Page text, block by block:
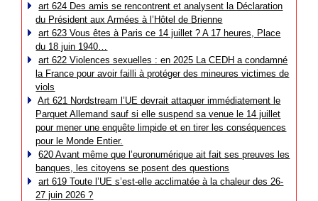
art 624 Des amis se rencontrent et analysent la Déclaration
du Président aux Armées à l’Hôtel de Brienne
art 623 Vous êtes à Paris ce 14 juillet ? A 17 heures, Place
du 18 juin 1940…
art 622 Violences sexuelles : en 2025 La CEDH a condamné
la France pour avoir failli à protéger des mineures victimes de
viols
Art 621 Nordstream l’UE devrait attaquer immédiatement le
Parquet Allemand sauf si elle suspend sa venue le 14 juillet
pour mener une enquête limpide et en tirer les conséquences
pour le Monde Entier.
620 Avant même que l’euronumérique ait fait ses preuves les
banques, les citoyens se posent des questions
art 619 Toute l’UE s’est-elle acclimatée à la chaleur des 26-
27 juin 2026 ?